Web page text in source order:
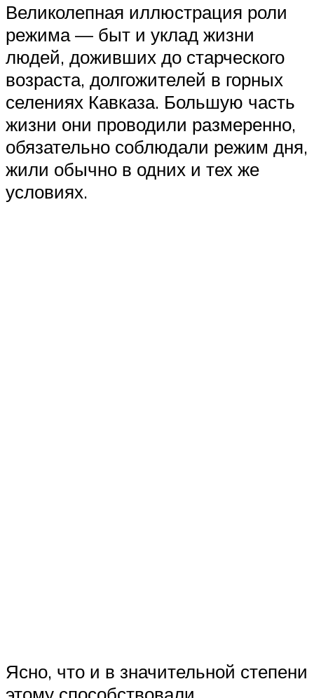
Великолепная иллюстрация роли
режима — быт и уклад жизни
людей, доживших до старческого
возраста, долгожителей в горных
селениях Кавказа. Большую часть
жизни они проводили размеренно,
обязательно соблюдали режим дня,
жили обычно в одних и тех же
условиях.
Ясно, что и в значительной степени